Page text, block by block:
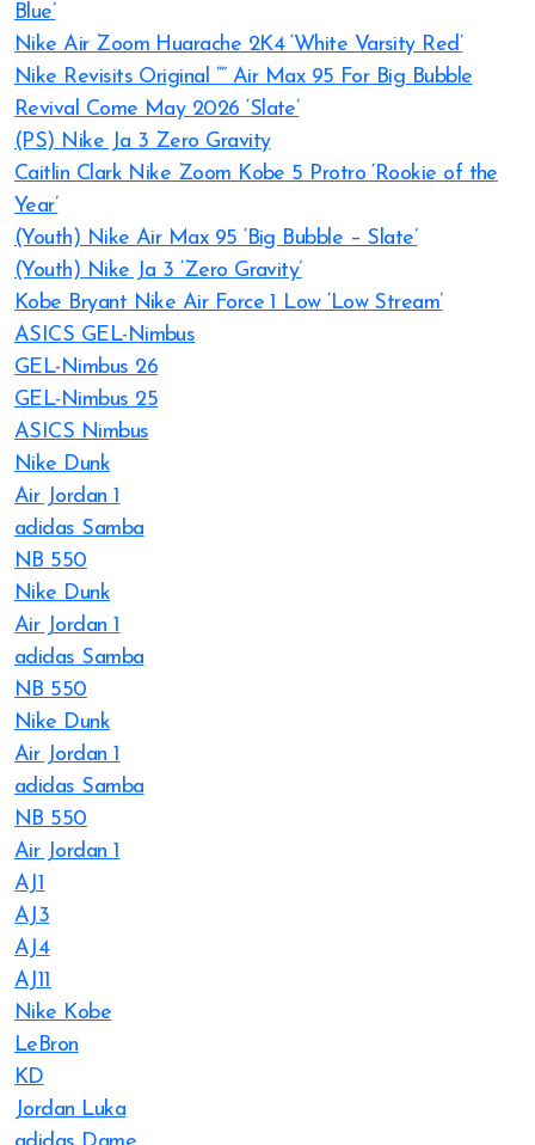
Blue’
Nike Air Zoom Huarache 2K4 ‘White Varsity Red’
Nike Revisits Original “” Air Max 95 For Big Bubble
Revival Come May 2026 ‘Slate’
(PS) Nike Ja 3 Zero Gravity
Caitlin Clark Nike Zoom Kobe 5 Protro ‘Rookie of the
Year’
(Youth) Nike Air Max 95 ‘Big Bubble – Slate’
(Youth) Nike Ja 3 ‘Zero Gravity’
Kobe Bryant Nike Air Force 1 Low ‘Low Stream’
ASICS GEL-Nimbus
GEL-Nimbus 26
GEL-Nimbus 25
ASICS Nimbus
Nike Dunk
Air Jordan 1
adidas Samba
NB 550
Nike Dunk
Air Jordan 1
adidas Samba
NB 550
Nike Dunk
Air Jordan 1
adidas Samba
NB 550
Air Jordan 1
AJ1
AJ3
AJ4
AJ11
Nike Kobe
LeBron
KD
Jordan Luka